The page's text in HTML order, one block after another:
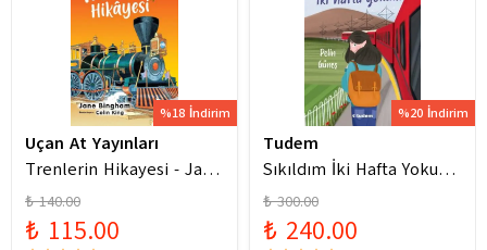
%18 İndirim
Uçan At Yayınları
Trenlerin Hikayesi - Jane
Bingham
₺ 140.00
₺ 115.00
%20 İndirim
Tudem
Sıkıldım İki Hafta Yokum
Pelin Güneş
₺ 300.00
₺ 240.00